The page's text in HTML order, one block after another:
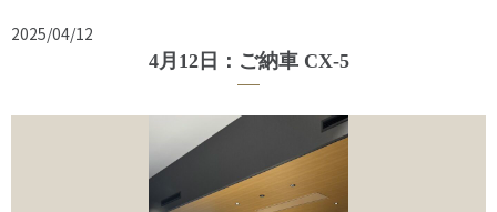
2025/04/12
4月12日：ご納車 CX-5